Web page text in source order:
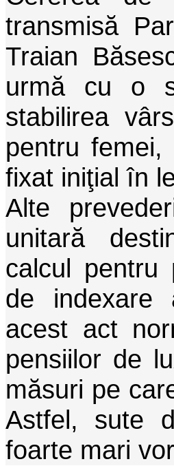
transmisă
Traian
urmă cu o
stabilirea
pentru
fixat iniţial în
Alte
unitară
calcul pentru
de indexare
acest act
pensiilor de
măsuri pe
Astfel, sute
foarte mari